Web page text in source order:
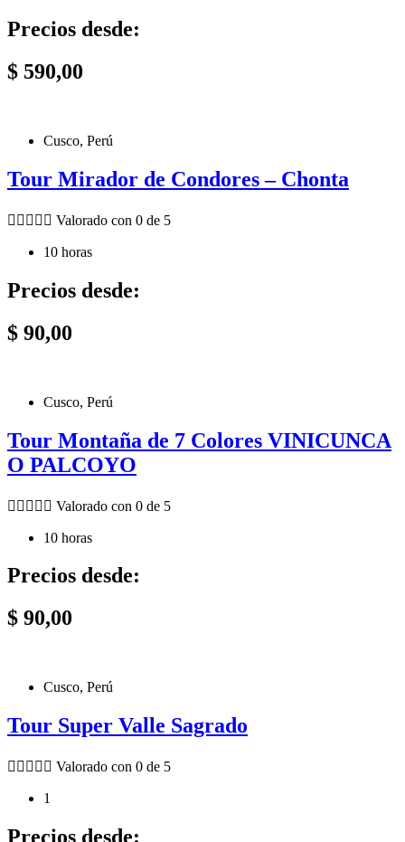
Precios desde:
$ 590,00
Cusco, Perú
Tour Mirador de Condores – Chonta
     Valorado con 0 de 5
10 horas
Precios desde:
$ 90,00
Cusco, Perú
Tour Montaña de 7 Colores VINICUNCA
O PALCOYO
     Valorado con 0 de 5
10 horas
Precios desde:
$ 90,00
Cusco, Perú
Tour Super Valle Sagrado
     Valorado con 0 de 5
1
Precios desde: